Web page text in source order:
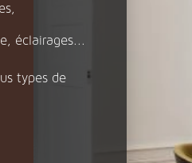
éclairages...
types de